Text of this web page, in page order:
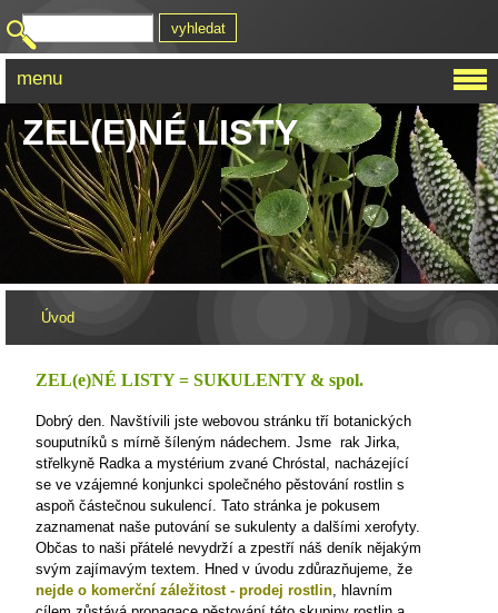
ZEL(E)NÉ LISTY
Úvod
ZEL(e)NÉ LISTY = SUKULENTY & spol.
Dobrý den. Navštívili jste webovou stránku tří botanických
souputníků s mírně šíleným nádechem. Jsme rak Jirka,
střelkyně Radka a mystérium zvané Chróstal, nacházející
se ve vzájemné konjunkci společného pěstování rostlin s
aspoň částečnou sukulencí. Tato stránka je pokusem
zaznamenat naše putování se sukulenty a dalšími xerofyty.
Občas to naši přátelé nevydrží a zpestří náš deník nějakým
svým zajímavým textem. Hned v úvodu zdůrazňujeme, že
nejde o komerční záležitost - prodej rostlin, hlavním
menu